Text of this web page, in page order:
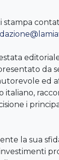
stampa
da
ed
italiano,
i
la sua